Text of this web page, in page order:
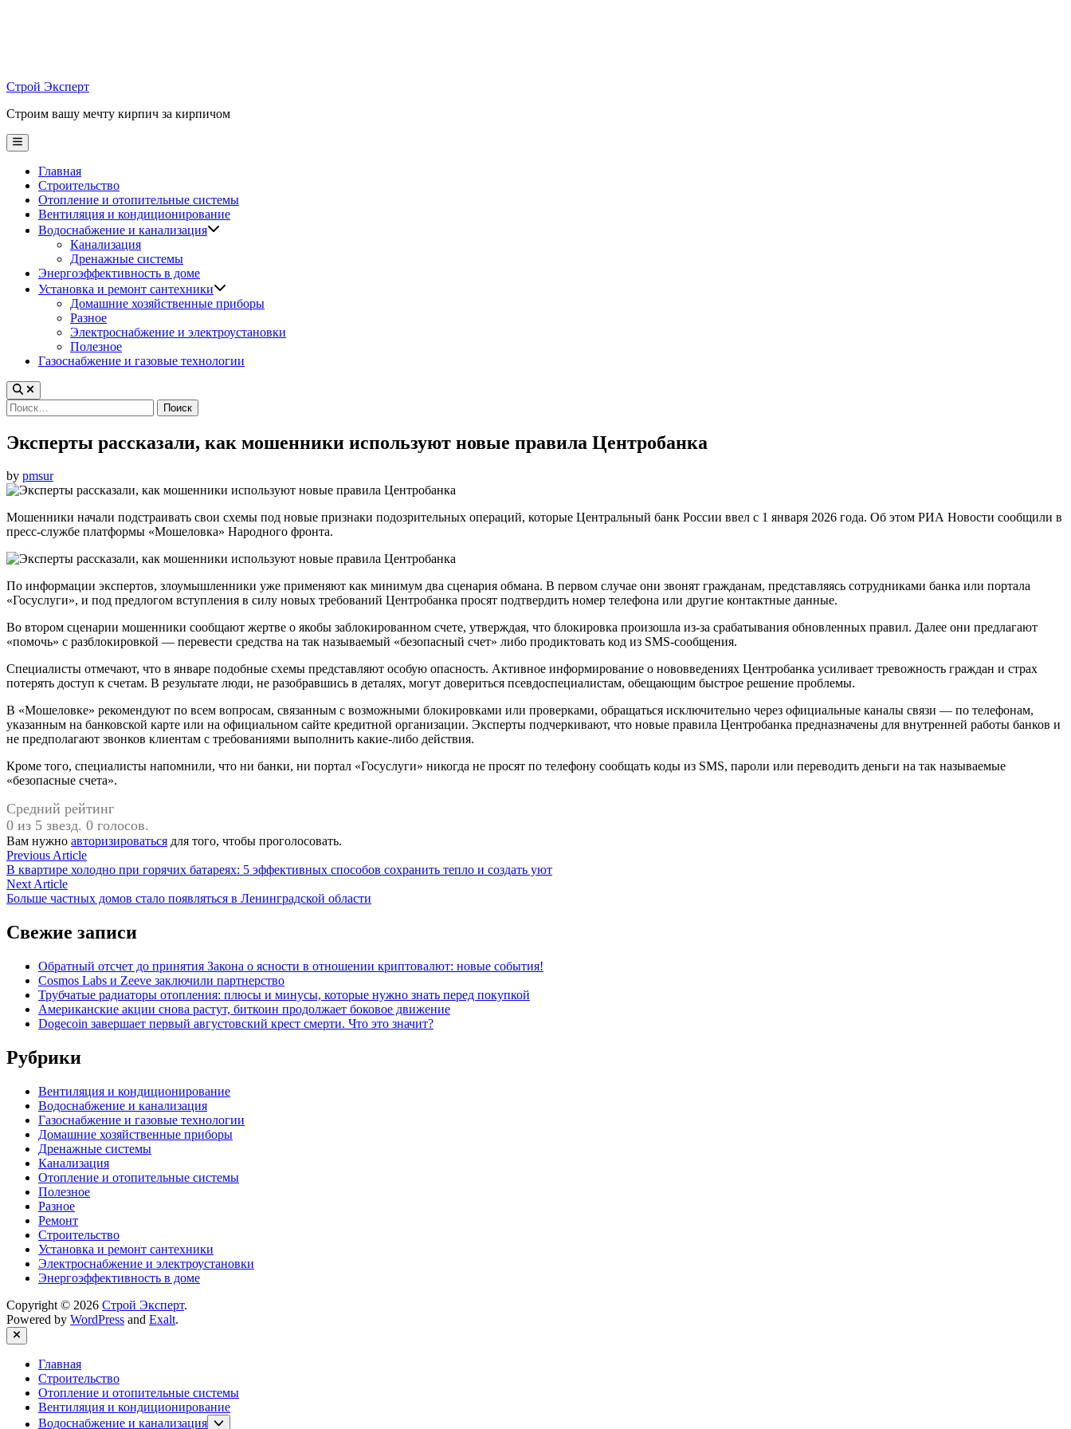
Строй Эксперт
Строим вашу мечту кирпич за кирпичом
Main
Menu
Главная
Строительство
Отопление и отопительные системы
Вентиляция и кондиционирование
Водоснабжение и канализация
Канализация
Дренажные системы
Энергоэффективность в доме
Установка и ремонт сантехники
Домашние хозяйственные приборы
Разное
Электроснабжение и электроустановки
Полезное
Газоснабжение и газовые технологии
Найти:
Эксперты рассказали, как мошенники используют новые правила Центробанка
by pmsur
Мошенники начали подстраивать свои схемы под новые признаки подозрительных операций, которые Центральный банк России ввел с 1 января 2026 года. Об этом РИА Новости сообщили в
пресс-службе платформы «Мошеловка» Народного фронта.
По информации экспертов, злоумышленники уже применяют как минимум два сценария обмана. В первом случае они звонят гражданам, представляясь сотрудниками банка или портала
«Госуслуги», и под предлогом вступления в силу новых требований Центробанка просят подтвердить номер телефона или другие контактные данные.
Во втором сценарии мошенники сообщают жертве о якобы заблокированном счете, утверждая, что блокировка произошла из-за срабатывания обновленных правил. Далее они предлагают
«помочь» с разблокировкой — перевести средства на так называемый «безопасный счет» либо продиктовать код из SMS-сообщения.
Специалисты отмечают, что в январе подобные схемы представляют особую опасность. Активное информирование о нововведениях Центробанка усиливает тревожность граждан и страх
потерять доступ к счетам. В результате люди, не разобравшись в деталях, могут довериться псевдоспециалистам, обещающим быстрое решение проблемы.
В «Мошеловке» рекомендуют по всем вопросам, связанным с возможными блокировками или проверками, обращаться исключительно через официальные каналы связи — по телефонам,
указанным на банковской карте или на официальном сайте кредитной организации. Эксперты подчеркивают, что новые правила Центробанка предназначены для внутренней работы банков и
не предполагают звонков клиентам с требованиями выполнить какие-либо действия.
Кроме того, специалисты напомнили, что ни банки, ни портал «Госуслуги» никогда не просят по телефону сообщать коды из SMS, пароли или переводить деньги на так называемые
«безопасные счета».
Средний рейтинг
0 из 5 звезд. 0 голосов.
Вам нужно авторизироваться для того, чтобы проголосовать.
Навигация
по
записям
Previous ArticlePrevious
article:
В квартире холодно при горячих батареях: 5 эффективных способов сохранить тепло и создать уют
Next ArticleNext
article:
Больше частных домов стало появляться в Ленинградской области
Свежие записи
Обратный отсчет до принятия Закона о ясности в отношении криптовалют: новые события!
Cosmos Labs и Zeeve заключили партнерство
Трубчатые радиаторы отопления: плюсы и минусы, которые нужно знать перед покупкой
Американские акции снова растут, биткоин продолжает боковое движение
Dogecoin завершает первый августовский крест смерти. Что это значит?
Рубрики
Вентиляция и кондиционирование
Водоснабжение и канализация
Газоснабжение и газовые технологии
Домашние хозяйственные приборы
Дренажные системы
Канализация
Отопление и отопительные системы
Полезное
Разное
Ремонт
Строительство
Установка и ремонт сантехники
Электроснабжение и электроустановки
Энергоэффективность в доме
Copyright © 2026 Строй Эксперт.
Powered by WordPress and Exalt.
Close
Главная
Строительство
Отопление и отопительные системы
Вентиляция и кондиционирование
Водоснабжение и канализация
Show